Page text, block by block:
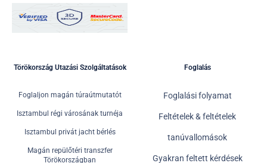
Törökország Utazási Szolgáltatások
Foglaljon magán túraútmutatót
Isztambul régi városának turnéja
Isztambul privát jacht bérlés
Magán repülőtéri transzfer
Törökországban
Foglalás
Foglalási folyamat
Feltételek & feltételek
tanúvallomások
Gyakran feltett kérdések